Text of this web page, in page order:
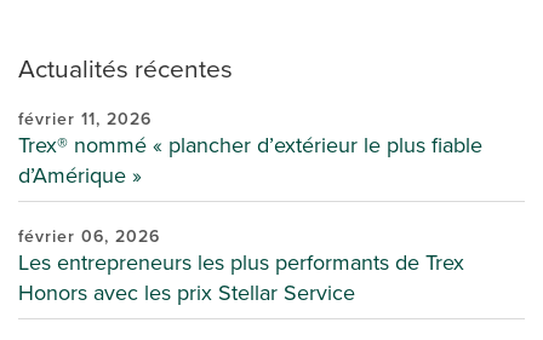
Actualités récentes
février 11, 2026
Trex® nommé « plancher d’extérieur le plus fiable
d’Amérique »
février 06, 2026
Les entrepreneurs les plus performants de Trex
Honors avec les prix Stellar Service